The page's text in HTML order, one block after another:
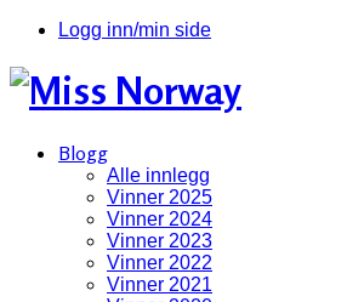
Logg inn/min side
Blogg
Alle innlegg
Vinner 2025
Vinner 2024
Vinner 2023
Vinner 2022
Vinner 2021